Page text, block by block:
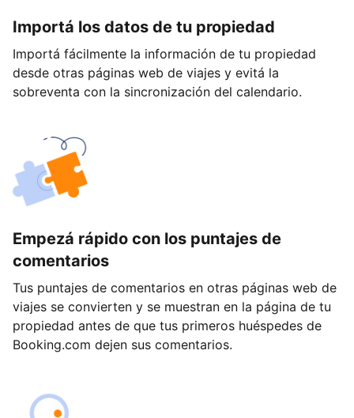
Importá los datos de tu propiedad
Importá fácilmente la información de tu propiedad
desde otras páginas web de viajes y evitá la
sobreventa con la sincronización del calendario.
Empezá rápido con los puntajes de
comentarios
Tus puntajes de comentarios en otras páginas web de
viajes se convierten y se muestran en la página de tu
propiedad antes de que tus primeros huéspedes de
Booking.com dejen sus comentarios.